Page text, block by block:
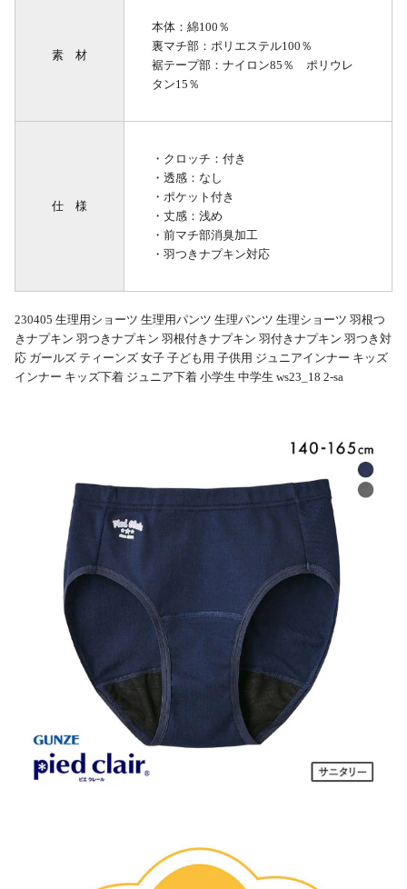
素 材
本体：綿100％
裏マチ部：ポリエステル100％
裾テープ部：ナイロン85％ ポリウレ
タン15％
仕 様
・クロッチ：付き
・透感：なし
・ポケット付き
・丈感：浅め
・前マチ部消臭加工
・羽つきナプキン対応
230405 生理用ショーツ 生理用パンツ 生理パンツ 生理ショーツ 羽根つ
きナプキン 羽つきナプキン 羽根付きナプキン 羽付きナプキン 羽つき対
応 ガールズ ティーンズ 女子 子ども用 子供用 ジュニアインナー キッズ
インナー キッズ下着 ジュニア下着 小学生 中学生 ws23_18 2-sa